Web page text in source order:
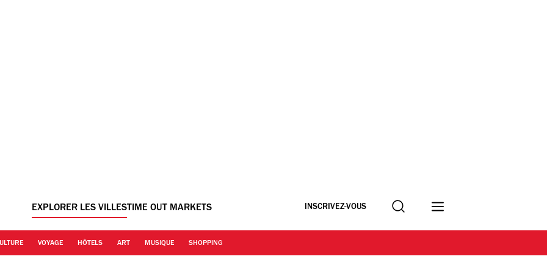
EXPLORER LES VILLESTIME OUT MARKETS INSCRIVEZ-VOUS Recherche
VOYAGE HÔTELS ART MUSIQUE SHOPPING